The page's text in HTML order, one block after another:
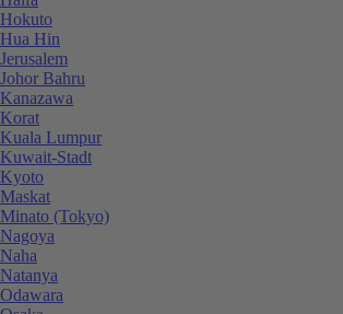
Hokuto
Hua Hin
Jerusalem
Johor Bahru
Kanazawa
Korat
Kuala Lumpur
Kuwait-Stadt
Kyoto
Maskat
Minato (Tokyo)
Nagoya
Naha
Natanya
Odawara